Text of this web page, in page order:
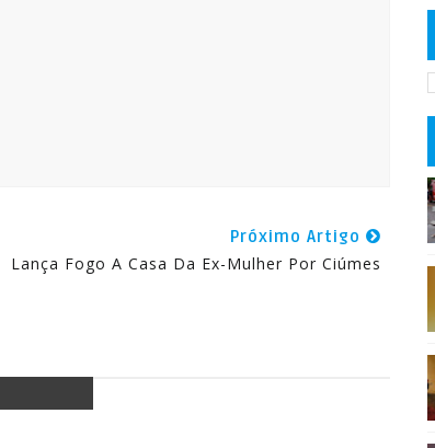
Próximo Artigo
Lança Fogo A Casa Da Ex-Mulher Por Ciúmes